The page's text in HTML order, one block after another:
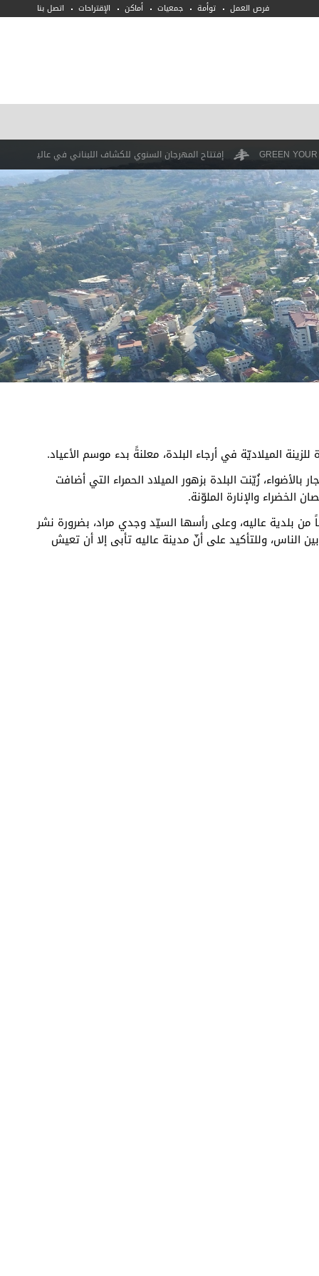
اتصل بنا الإقتراحات أماكن جمعيات توأمة فرص العمل
إفتتاح المهرجان السنوي للكشاف اللبناني في عاليه بازار في سوق عاليه
الميلاديّة في أرجاء البلدة، معلنةً بدء موسم الأعياد.
بالأضواء، زُيّنت البلدة بزهور الميلاد الحمراء التي أضافت
الخضراء والإنارة الملوّنة.
من بلدية عاليه، وعلى رأسها السيّد وجدي مراد، بضرورة نشر
الناس، وللتأكيد على أنّ مدينة عاليه تأبى إلا أن تعيش